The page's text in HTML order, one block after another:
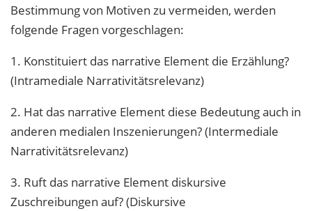
Bestimmung von Motiven zu vermeiden, werden
folgende Fragen vorgeschlagen:
1. Konstituiert das narrative Element die Erzählung?
(Intramediale Narrativitätsrelevanz)
2. Hat das narrative Element diese Bedeutung auch in
anderen medialen Inszenierungen? (Intermediale
Narrativitätsrelevanz)
3. Ruft das narrative Element diskursive
Zuschreibungen auf? (Diskursive